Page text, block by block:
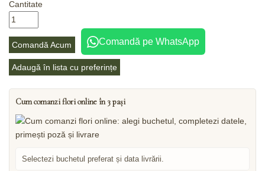
Cantitate
Comandă Acum Comandă pe WhatsApp
Adaugă în lista cu preferințe
Cum comanzi flori online în 3 pași
Selectezi buchetul preferat și data livrării.